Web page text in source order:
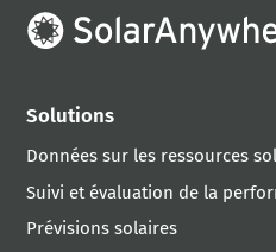
Solutions
Données sur les ressources
Suivi et évaluation de la
Prévisions solaires